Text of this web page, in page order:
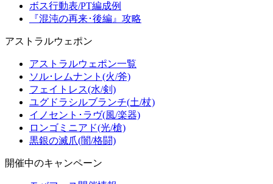
ボス行動表/PT編成例
『混沌の再来･後編』攻略
アストラルウェポン
アストラルウェポン一覧
ソル･レムナント(火/斧)
フェイトレス(水/剣)
ユグドラシルブランチ(土/杖)
イノセント･ラヴ(風/楽器)
ロンゴミニアド(光/槍)
黒銀の滅爪(闇/格闘)
開催中のキャンペーン